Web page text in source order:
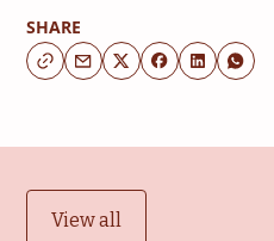
SHARE
View all